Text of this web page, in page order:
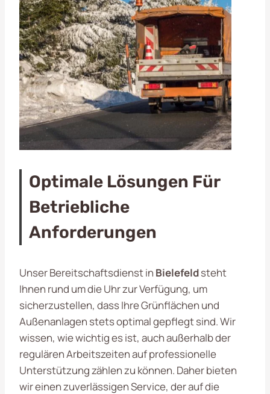
Optimale Lösungen Für
Betriebliche
Anforderungen
Unser Bereitschaftsdienst in Bielefeldsteht
Ihnen rund um die Uhr zur Verfügung, um
sicherzustellen, dass Ihre Grünflächen und
Außenanlagen stets optimal gepflegt sind. Wir
wissen, wie wichtig es ist, auch außerhalb der
regulären Arbeitszeiten auf professionelle
Unterstützung zählen zu können. Daher bieten
wir einen zuverlässigen Service, der auf die